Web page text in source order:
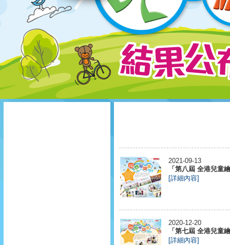
2021-09-13
「第八屆 全港兒童
[詳細內容]
2020-12-20
「第七屆 全港兒童
[詳細內容]